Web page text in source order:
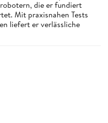
die er fundiert
Mit praxisnahen Tests
liefert er verlässliche